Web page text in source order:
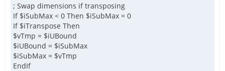
; Swap dimensions if transposing
If $iSubMax < 0 Then $iSubMax = 0
If $iTranspose Then
$vTmp = $iUBound
$iUBound = $iSubMax
$iSubMax = $vTmp
EndIf